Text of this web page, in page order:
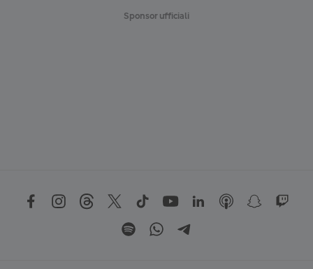
Sponsor ufficiali